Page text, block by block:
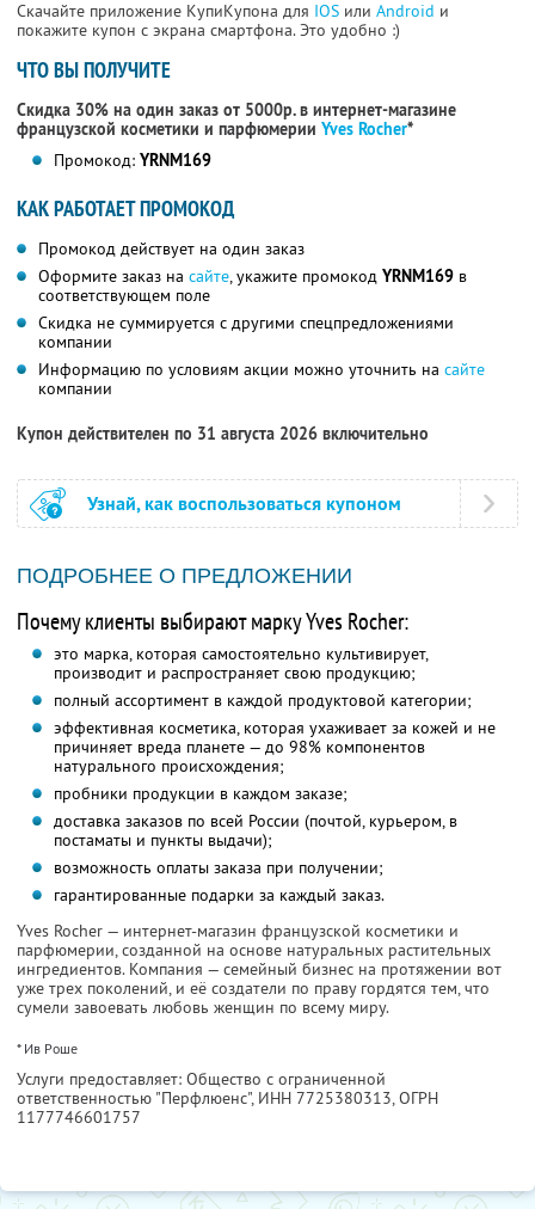
Скачайте приложение КупиКупона для IOS или Android и
покажите купон с экрана смартфона. Это удобно :)
ЧТО ВЫ ПОЛУЧИТЕ
Скидка 30% на один заказ от 5000р. в интернет-магазине
французской косметики и парфюмерии Yves Rocher*
Промокод: YRNM169
КАК РАБОТАЕТ ПРОМОКОД
Промокод действует на один заказ
Оформите заказ на сайте, укажите промокод YRNM169 в
соответствующем поле
Скидка не суммируется с другими спецпредложениями
компании
Информацию по условиям акции можно уточнить на сайте
компании
Купон действителен по 31 августа 2026 включительно
Узнай, как воспользоваться купоном
ПОДРОБНЕЕ О ПРЕДЛОЖЕНИИ
Почему клиенты выбирают марку Yves Rocher:
это марка, которая самостоятельно культивирует,
производит и распространяет свою продукцию;
полный ассортимент в каждой продуктовой категории;
эффективная косметика, которая ухаживает за кожей и не
причиняет вреда планете — до 98% компонентов
натурального происхождения;
пробники продукции в каждом заказе;
доставка заказов по всей России (почтой, курьером, в
постаматы и пункты выдачи);
возможность оплаты заказа при получении;
гарантированные подарки за каждый заказ.
Yves Rocher — интернет-магазин французской косметики и
парфюмерии, созданной на основе натуральных растительных
ингредиентов. Компания — семейный бизнес на протяжении вот
уже трех поколений, и её создатели по праву гордятся тем, что
сумели завоевать любовь женщин по всему миру.
* Ив Роше
Услуги предоставляет: Общество с ограниченной
ответственностью "Перфлюенс", ИНН 7725380313, ОГРН
1177746601757